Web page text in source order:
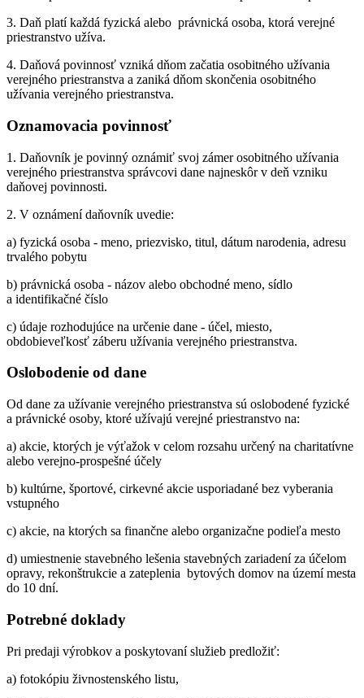
3. Daň platí každá fyzická alebo právnická osoba, ktorá verejné
priestranstvo užíva.
4. Daňová povinnosť vzniká dňom začatia osobitného užívania
verejného priestranstva a zaniká dňom skončenia osobitného
užívania verejného priestranstva.
Oznamovacia povinnosť
1. Daňovník je povinný oznámiť svoj zámer osobitného užívania
verejného priestranstva správcovi dane najneskôr v deň vzniku
daňovej povinnosti.
2. V oznámení daňovník uvedie:
a) fyzická osoba - meno, priezvisko, titul, dátum narodenia, adresu
trvalého pobytu
b) právnická osoba - názov alebo obchodné meno, sídlo
a identifikačné číslo
c) údaje rozhodujúce na určenie dane - účel, miesto,
obdobieveľkosť záberu užívania verejného priestranstva.
Oslobodenie od dane
Od dane za užívanie verejného priestranstva sú oslobodené fyzické
a právnické osoby, ktoré užívajú verejné priestranstvo na:
a) akcie, ktorých je výťažok v celom rozsahu určený na charitatívne
alebo verejno-prospešné účely
b) kultúrne, športové, cirkevné akcie usporiadané bez vyberania
vstupného
c) akcie, na ktorých sa finančne alebo organizačne podieľa mesto
d) umiestnenie stavebného lešenia stavebných zariadení za účelom
opravy, rekonštrukcie a zateplenia bytových domov na území mesta
do 10 dní.
Potrebné doklady
Pri predaji výrobkov a poskytovaní služieb predložiť:
a) fotokópiu živnostenského listu,